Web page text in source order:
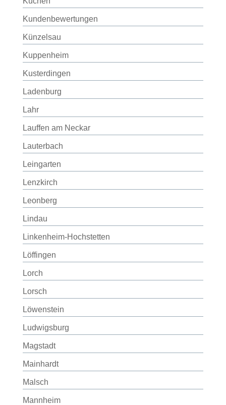
Kundenbewertungen
Künzelsau
Kuppenheim
Kusterdingen
Ladenburg
Lahr
Lauffen am Neckar
Lauterbach
Leingarten
Lenzkirch
Leonberg
Lindau
Linkenheim-Hochstetten
Löffingen
Lorch
Lorsch
Löwenstein
Ludwigsburg
Magstadt
Mainhardt
Malsch
Mannheim